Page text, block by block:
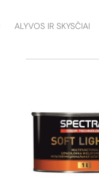
ALYVOS IR SKYSČIAI